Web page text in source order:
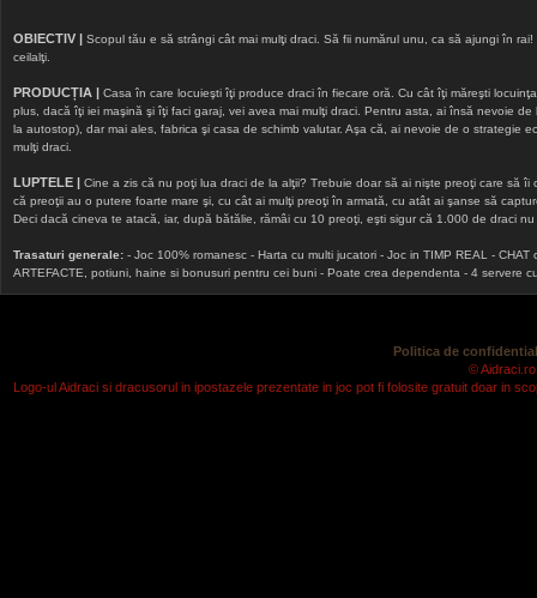
OBIECTIV | Scopul tău e să strângi cât mai mulţi draci. Să fii numărul unu, ca să ajungi în
ceilalţi.
PRODUCȚIA | Casa în care locuieşti îţi produce draci în fiecare oră. Cu cât îţi măreşti
plus, dacă îţi iei maşină şi îţi faci garaj, vei avea mai mulţi draci. Pentru asta, ai însă nevoie
la autostop), dar mai ales, fabrica şi casa de schimb valutar. Aşa că, ai nevoie de o strategie
mulţi draci.
LUPTELE | Cine a zis că nu poţi lua draci de la alţii? Trebuie doar să ai nişte preoţi care să
că preoţii au o putere foarte mare şi, cu cât ai mulţi preoţi în armată, cu atât ai şanse să
Deci dacă cineva te atacă, iar, după bătălie, rămâi cu 10 preoţi, eşti sigur că 1.000 de draci
Trasaturi generale: - Joc 100% romanesc - Harta cu multi jucatori - Joc in TIMP REAL -
ARTEFACTE, potiuni, haine si bonusuri pentru cei buni - Poate crea dependenta - 4 servere
Politica de
©
Logo-ul Aidraci si dracusorul in ipostazele prezentate in joc pot fi folosite gratuit doar in